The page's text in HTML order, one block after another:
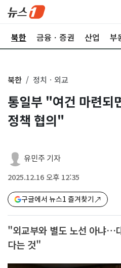
북한 금융ㆍ증권 산업 부
북한 정치ㆍ외교
통일부 "여건 마련되
정책 협의"
유민주 기자
2025.12.16 오후 12:35
구글에서 뉴스1 즐겨찾기
"외교부와 별도 노선 아냐…
다는 것"